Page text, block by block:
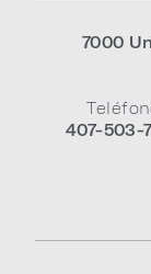
7000
407-503-